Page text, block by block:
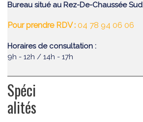
Bureau situé au Rez-De-Chaussée Sud
Pour prendre RDV : 04 78 94 06 06
Horaires de consultation :
9h - 12h / 14h - 17h
Spéci
alités